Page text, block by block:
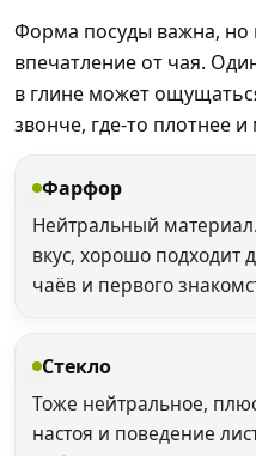
Форма посуды важна, но
впечатление от чая.
в глине может
звонче, где-то плотнее и
Фарфор
Нейтральный
вкус, хорошо подходит
чаёв и первого
Стекло
Тоже нейтральное,
настоя и поведение